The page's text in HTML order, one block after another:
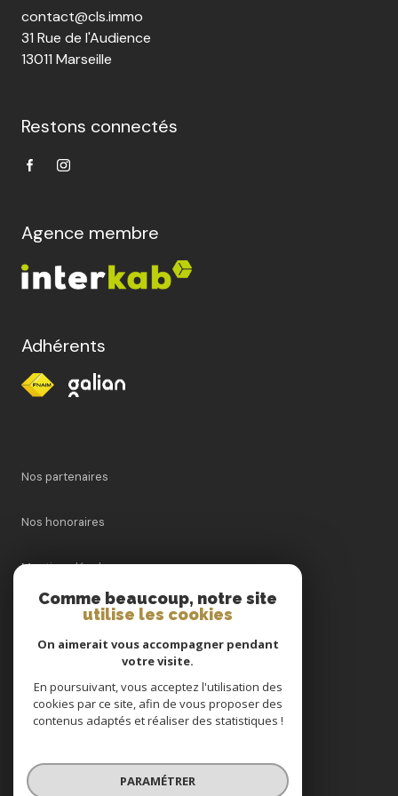
rénovation
l'agence
contact@cls.immo
31 Rue de l'Audience
13011 Marseille
Restons connectés
Agence membre
Adhérents
Nos partenaires
Nos honoraires
Mentions légales
Cookies
© 2026 | Tous droits réservés
Comme beaucoup, notre site
utilise les cookies
On aimerait vous accompagner pendant
votre visite.
En poursuivant, vous acceptez l'utilisation des
cookies par ce site, afin de vous proposer des
contenus adaptés et réaliser des statistiques !
PARAMÉTRER